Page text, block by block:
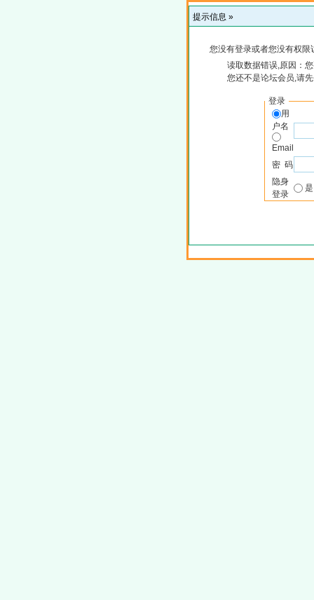
提示信息 »
您没有登录或者您没有权
读取数据错误,原因：
您还不是论坛会员,请
登录
用
户名
Email
密 码
隐身
登录